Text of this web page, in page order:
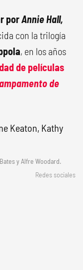
porAnnie Hall,
con la trilogía
, en los años
de películas
de
y Alfre Woodard.
Redes sociales